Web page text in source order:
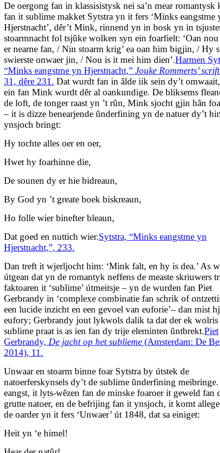
De oergong fan in klassisistysk nei sa’n mear romantysk
fan it sublime makket Sytstra yn it fers ‘Minks eangstme
Hjerstnacht’, dêr’t Mink, rinnend yn in bosk yn in
stoarmnacht fol tsjûke wolken syn ein foarfielt: ‘Oan
er nearne fan, / Nin stoarm krig’ ea oan him bigjin, / Hy
swierste onwaer jin, / Nou is it mei him dien’.Harmen
“Minks eangstme yn Hjerstnacht,” Jouke Rommerts’
31, dêre 231. Dat wurdt fan in âlde iik sein dy’t
ein fan Mink wurdt dêr al oankundige. De bliksems
de loft, de tonger raast yn ’t rûn, Mink sjocht gjin hân
– it is dizze benearjende ûnderfining yn de natuer dy’t
ynsjoch bringt:
Hy tochte alles oer en oer,
Hwet hy foarhinne die,
De sounen dy er hie bidreaun,
By God yn ’t greate boek biskreaun,
Ho folle wier binefter bleaun,
Dat goed en nuttich wier.Sytstra, “Minks eangstme yn
Hjerstnacht,”, 233.
Dan treft it wjerljocht him: ‘Mink falt, en hy is dea.’ As
útgean dat yn de romantyk neffens de measte skriuwers
faktoaren it ‘sublime’ útmeitsje – yn de wurden fan Piet
Gerbrandy in ‘complexe combinatie fan schrik of
een lucide inzicht en een gevoel van euforie’– dan mist
eufory; Gerbrandy jout lykwols dalik ta dat der ek
sublime praat is as ien fan dy trije eleminten ûntbrekt.Piet
Gerbrandy, De jacht op het sublieme (Amsterdam: De
2014), 11.
Unwaar en stoarm binne foar Sytstra by útstek de
natoerferskynsels dy’t de sublime ûnderfining
eangst, it lyts-wêzen fan de minske foaroer it geweld fan
grutte natoer, en de befrijing fan it ynsjoch, it komt
de oarder yn it fers ‘Unwaer’ út 1848, dat sa einiget:
Heit yn ‘e himel!